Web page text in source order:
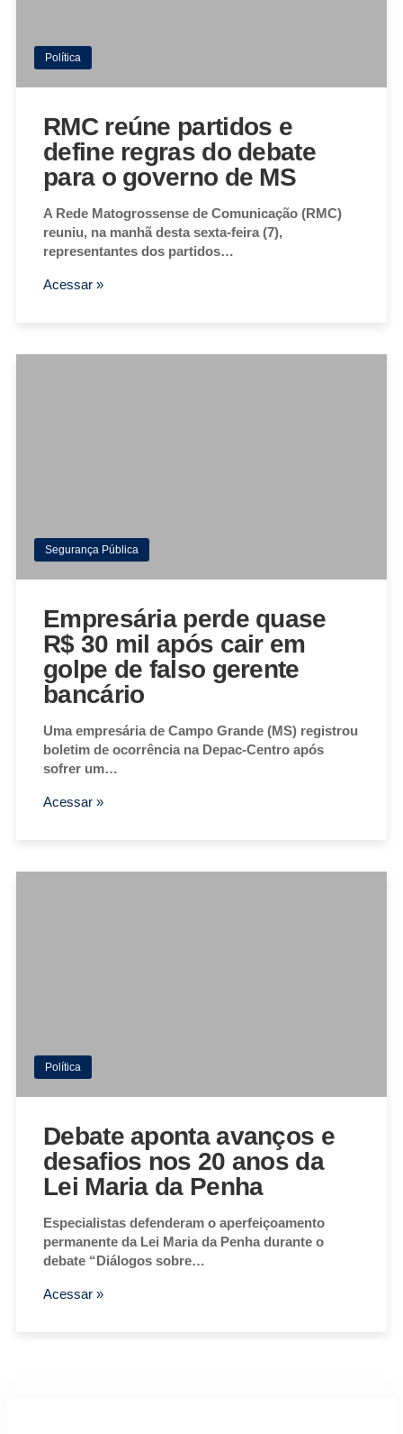
Política
RMC reúne partidos e
define regras do debate
para o governo de MS
A Rede Matogrossense de Comunicação (RMC)
reuniu, na manhã desta sexta-feira (7),
representantes dos partidos…
Acessar »
Segurança Pública
Empresária perde quase
R$ 30 mil após cair em
golpe de falso gerente
bancário
Uma empresária de Campo Grande (MS) registrou
boletim de ocorrência na Depac-Centro após
sofrer um…
Acessar »
Política
Debate aponta avanços e
desafios nos 20 anos da
Lei Maria da Penha
Especialistas defenderam o aperfeiçoamento
permanente da Lei Maria da Penha durante o
debate “Diálogos sobre…
Acessar »